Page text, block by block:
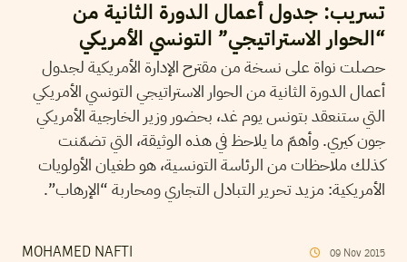
تسريب: جدول أعمال الدورة الثانية من
“الحوار الاستراتيجي” التونسي الأمريكي
حصلت نواة على نسخة من مقترح الإدارة الأمريكية لجدول
أعمال الدورة الثانية من الحوار الاستراتيجي التونسي الأمريكي
التي ستنعقد بتونس يوم غد، بحضور وزير الخارجية الأمريكي
جون كيري. وأهمّ ما يلاحظ في هذه الوثيقة، التي تضمّنت
كذلك ملاحظات من الرئاسة التونسية، هو طغيان الأولويات
الأمريكية: مزيد تحرير التبادل التجاري ومحاربة “الإرهاب”.
MOHAMED NAFTI 09 Nov 2015